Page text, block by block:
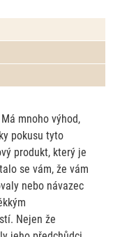
mnoho výhod,
pokusu tyto
produkt, který je
se vám, že vám
nebo návazec
Nejen že